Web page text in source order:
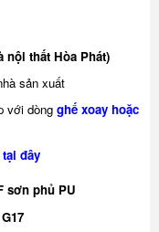
nội thất Hòa Phát)
sản xuất
với dòng ghế xoayhoặc
tại đây
sơn phủ PU